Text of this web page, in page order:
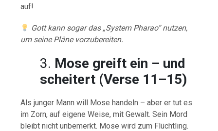
auf!
Gott kann sogar das „System Pharao“ nutzen,
um seine Pläne vorzubereiten.
3. Mose greift ein – und
scheitert (Verse 11–15)
Als junger Mann will Mose handeln – aber er tut es
im Zorn, auf eigene Weise, mit Gewalt. Sein Mord
bleibt nicht unbemerkt. Mose wird zum Flüchtling.